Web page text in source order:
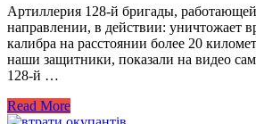
Артиллерия 128-й бригады,
направлении, в действии: уничтожает
калибра на расстоянии более 20
наши защитники, показали на видео
128-й …
Read More